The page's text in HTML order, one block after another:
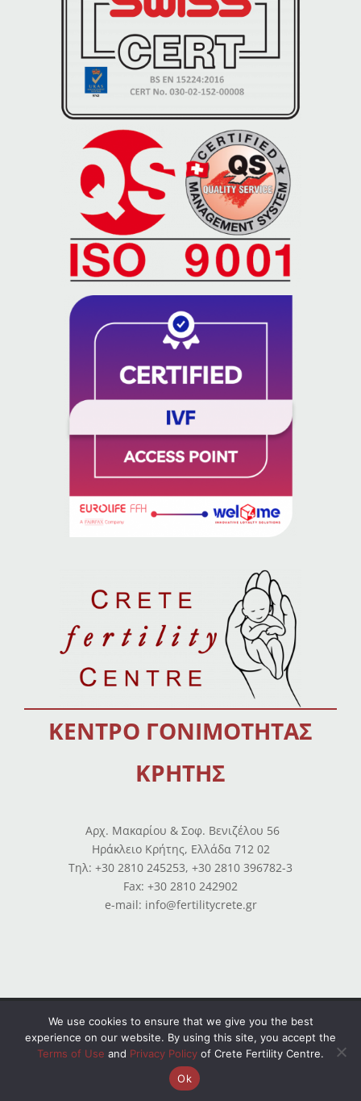
ΚΕΝΤΡΟ ΓΟΝΙΜΟΤΗΤΑΣ
ΚΡΗΤΗΣ
Αρχ. Μακαρίου & Σοφ. Βενιζέλου 56
Ηράκλειο Κρήτης, Ελλάδα 712 02
Tηλ: +30 2810 245253, +30 2810 396782-3
Fax: +30 2810 242902
e-mail: info@fertilitycrete.gr
Όροι χρήσης– Πολιτική απορρήτου–Ισολογισμοί
© Copyright 2026 All Rights Reserved. Powered by
OpenIT
We use cookies to ensure that we give you the best
experience on our website. By using this site, you accept the
Terms of Use and Privacy Policy of Crete Fertility Centre.
Ok